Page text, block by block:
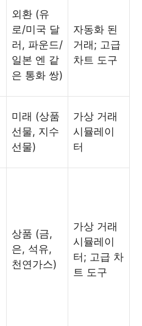
외환 (유
로/미국 달
러, 파운드/
일본 엔 같
은 통화 쌍)
자동화 된
거래; 고급
차트 도구
미래 (상품
선물, 지수
선물)
가상 거래
시뮬레이
터
상품 (금,
은, 석유,
천연가스)
가상 거래
시뮬레이
터; 고급 차
트 도구